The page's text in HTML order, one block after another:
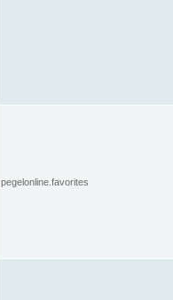
pegelonline.favorites